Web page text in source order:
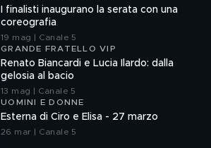
I finalisti inaugurano la serata con una
coreografia
19 mag | Canale 5
GRANDE FRATELLO VIP
Renato Biancardi e Lucia Ilardo: dalla
gelosia al bacio
13 mag | Canale 5
UOMINI E DONNE
Esterna di Ciro e Elisa - 27 marzo
26 mar | Canale 5